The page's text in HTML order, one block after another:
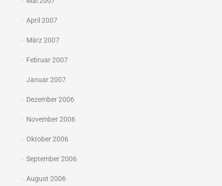
April 2007
März 2007
Februar 2007
Januar 2007
Dezember 2006
November 2006
Oktober 2006
September 2006
August 2006